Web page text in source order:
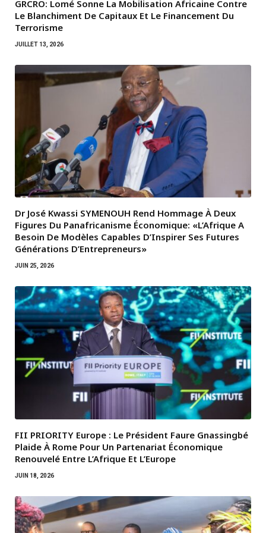
GRCRO: Lomé Sonne La Mobilisation Africaine Contre
Le Blanchiment De Capitaux Et Le Financement Du
Terrorisme
JUILLET 13, 2026
Dr José Kwassi SYMENOUH Rend Hommage À Deux
Figures Du Panafricanisme Économique: «L’Afrique A
Besoin De Modèles Capables D’Inspirer Ses Futures
Générations D’Entrepreneurs»
JUIN 25, 2026
FII PRIORITY Europe : Le Président Faure Gnassingbé
Plaide À Rome Pour Un Partenariat Économique
Renouvelé Entre L’Afrique Et L’Europe
JUIN 18, 2026